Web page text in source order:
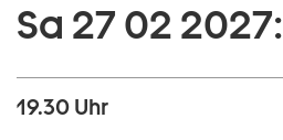
Sa 27 02 2027:
19.30 Uhr